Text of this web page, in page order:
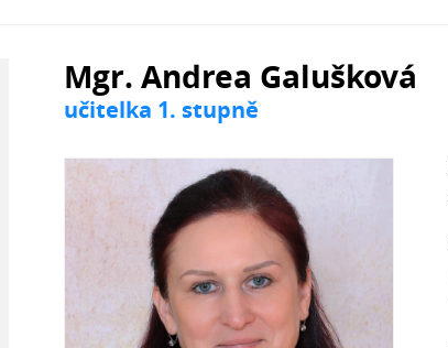
Mgr. Andrea Galušková
učitelka 1. stupně